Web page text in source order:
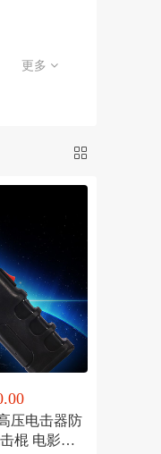
更多
压电击器防
棍 电影绝